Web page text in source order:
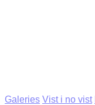
Galeries Vist i no vist